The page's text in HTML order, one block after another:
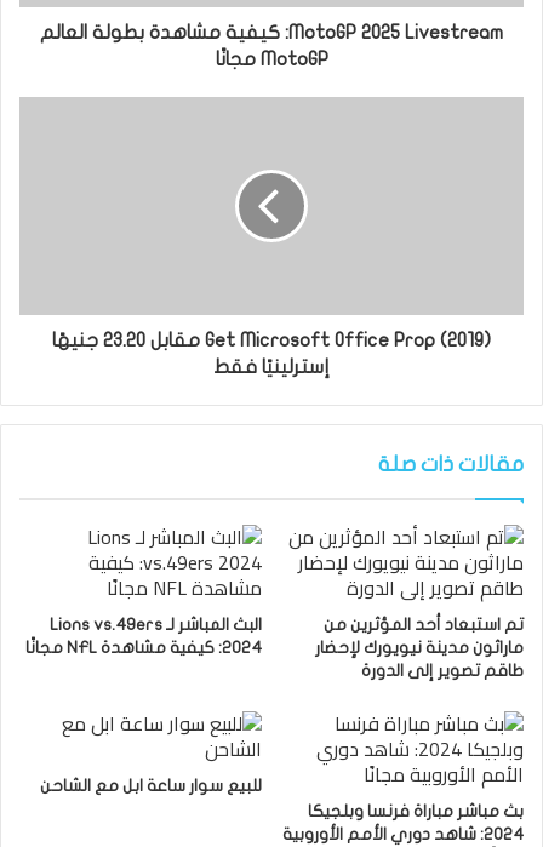
MotoGP 2025 Livestream: كيفية مشاهدة بطولة العالم
MotoGP مجانًا
Get Microsoft Office Prop (2019) مقابل 23.20 جنيهًا
إسترلينيًا فقط
مقالات ذات صلة
تم استبعاد أحد المؤثرين من
ماراثون مدينة نيويورك لإحضار
طاقم تصوير إلى الدورة
البث المباشر لـ Lions vs.49ers
2024: كيفية مشاهدة NFL مجانًا
بث مباشر مباراة فرنسا وبلجيكا
2024: شاهد دوري الأمم الأوروبية
للبيع سوار ساعة ابل مع الشاحن